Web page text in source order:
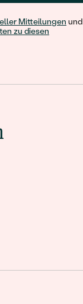
Mitteilungen und
zu diesen